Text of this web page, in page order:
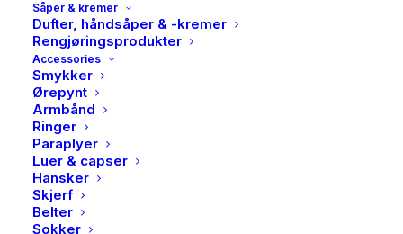
Såper & kremer
Dufter, håndsåper & -kremer
Rengjøringsprodukter
Accessories
Smykker
Ørepynt
Armbånd
Ringer
Paraplyer
Luer & capser
Hansker
Skjerf
Belter
Sokker
HK LIving, Salad bowl,
Rock on
579,00
HK Living 70s Ceramics Salad Bowl i fargen
er en imponerende salatskål som kombinerer funksjon
og stil på en unik måte.